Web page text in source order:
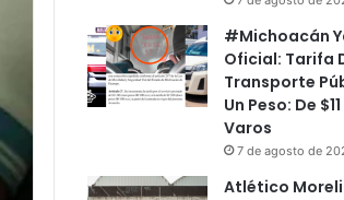
#Michoacán
Oficial: Tarifa
Transporte
Un Peso: De
Varos
7 de agosto de
Atlético